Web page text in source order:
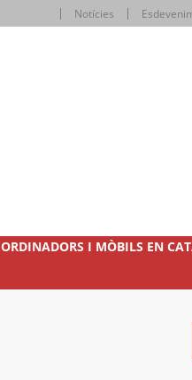
Notícies
ORDINADORS I MÒBILS EN